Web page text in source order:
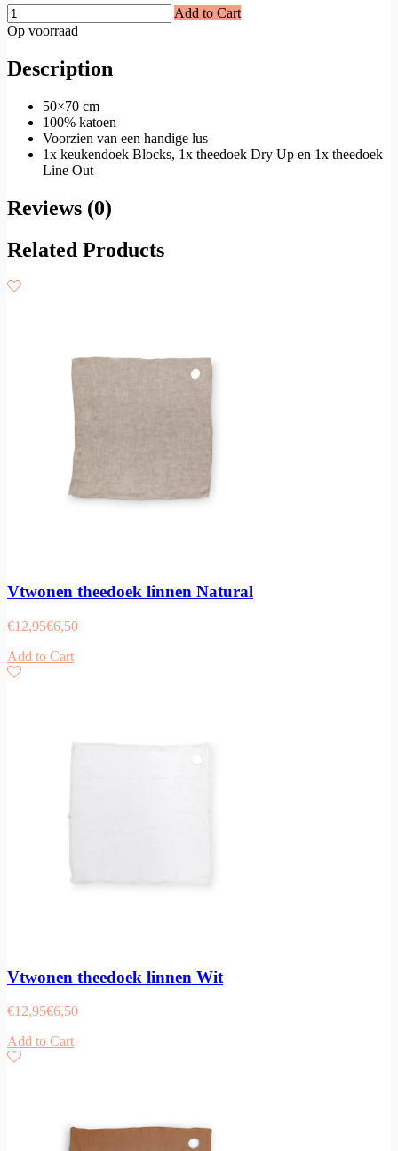
Add to Cart
Op voorraad
Description
50×70 cm
100% katoen
Voorzien van een handige lus
1x keukendoek Blocks, 1x theedoek Dry Up en 1x theedoek
Line Out
Reviews (0)
Related Products
Vtwonen theedoek linnen Natural
€12,95€6,50
Add to Cart
Vtwonen theedoek linnen Wit
€12,95€6,50
Add to Cart